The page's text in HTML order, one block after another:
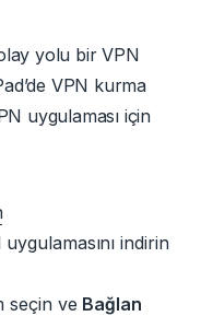
yolu bir VPN
VPN kurma
uygulaması için
indirin
seçin ve Bağlan